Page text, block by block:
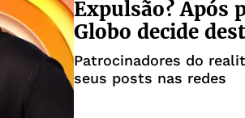
Expulsão? Após
Globo decide
Patrocinadores do
seus posts nas redes